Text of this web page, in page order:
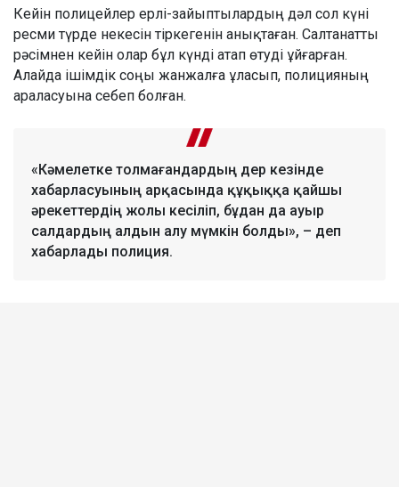
Кейін полицейлер ерлі-зайыптылардың дәл сол күні
ресми түрде некесін тіркегенін анықтаған. Салтанатты
рәсімнен кейін олар бұл күнді атап өтуді ұйғарған.
Алайда ішімдік соңы жанжалға ұласып, полицияның
араласуына себеп болған.
«Кәмелетке толмағандардың дер кезінде
хабарласуының арқасында құқыққа қайшы
әрекеттердің жолы кесіліп, бұдан да ауыр
салдардың алдын алу мүмкін болды», – деп
хабарлады полиция.